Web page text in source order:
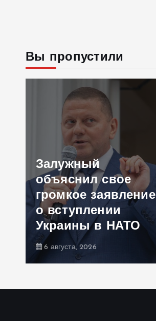
Вы пропустили
Залужный
объяснил свое
громкое заявление
о вступлении
Украины в НАТО
6 августа, 2026